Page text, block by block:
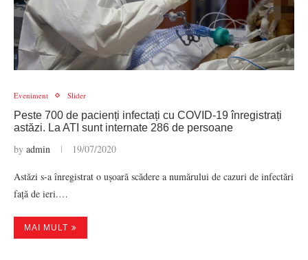
Eveniment Slider
Peste 700 de pacienți infectați cu COVID-19 înregistrați
astăzi. La ATI sunt internate 286 de persoane
by admin 19/07/2020
Astăzi s-a înregistrat o ușoară scădere a numărului de cazuri de infectări
față de ieri.…
MAI MULT